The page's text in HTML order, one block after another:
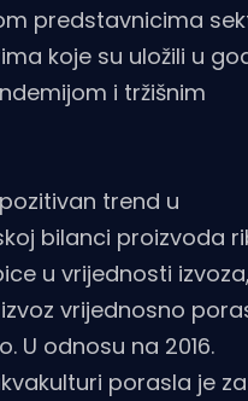
predstavnicima
koje su uložili u
i tržišnim
trend u
bilanci proizvoda
u vrijednosti
izvoz vrijednosno
U odnosu na 2016.
porasla je